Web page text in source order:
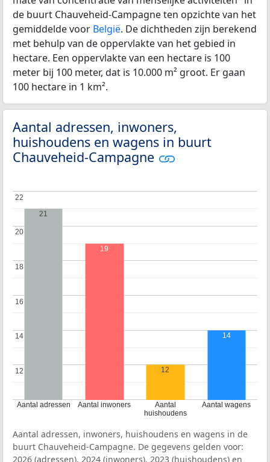
de buurt Chauveheid-Campagne ten opzichte van het
gemiddelde voor België. De dichtheden zijn berekend
met behulp van de oppervlakte van het gebied in
hectare. Een oppervlakte van een hectare is 100
meter bij 100 meter, dat is 10.000 m² groot. Er gaan
100 hectare in 1 km².
Aantal adressen, inwoners,
huishoudens en wagens in buurt
Chauveheid-Campagne
Aantal adressen Aantal inwoners
Aantal
huishoudens
Aantal wagens
12
12
14
14
16
16
18
18
20
20
22
22
21
19
12
14
Aantal adressen, inwoners, huishoudens en wagens in de
buurt Chauveheid-Campagne. De gegevens gelden voor:
2026 (adressen), 2024 (inwoners), 2023 (huishoudens) en